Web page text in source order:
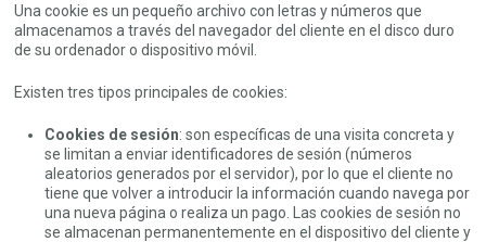
Una cookie es un pequeño archivo con letras y números que
almacenamos a través del navegador del cliente en el disco duro
de su ordenador o dispositivo móvil.
Existen tres tipos principales de cookies:
Cookies de sesión: son específicas de una visita concreta y
se limitan a enviar identificadores de sesión (números
aleatorios generados por el servidor), por lo que el cliente no
tiene que volver a introducir la información cuando navega por
una nueva página o realiza un pago. Las cookies de sesión no
se almacenan permanentemente en el dispositivo del cliente y